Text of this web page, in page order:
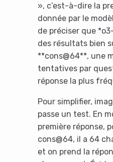
», c’est-à-dire la
donnée par le
de préciser que
des résultats bien
**cons@64**, une
tentatives par
réponse la plus
Pour simplifier,
passe un test. En
première réponse,
cons@64, il a 64
et on prend la